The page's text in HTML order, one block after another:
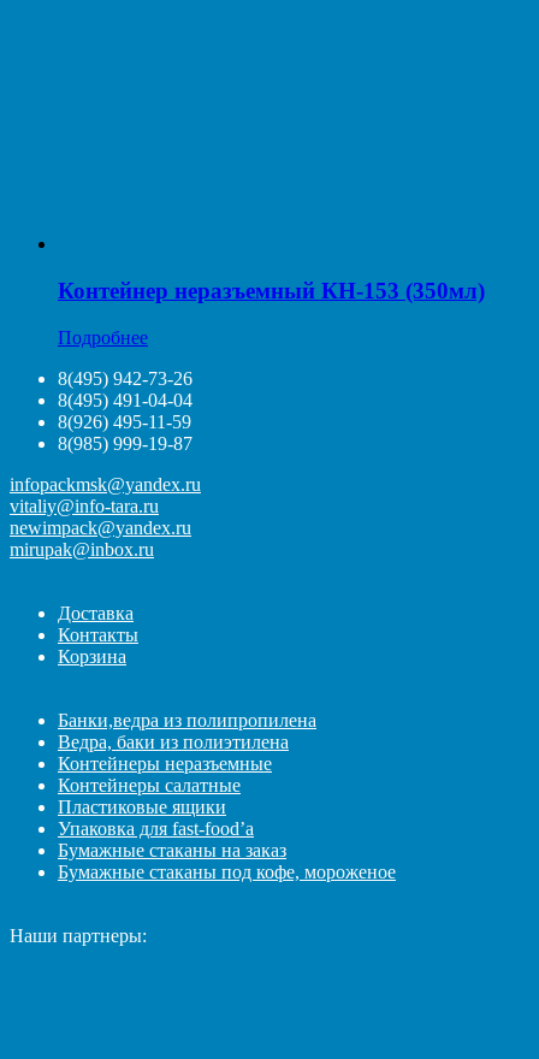
Контейнер неразъемный КН-153 (350мл)
Подробнее
8(495) 942-73-26
8(495) 491-04-04
8(926) 495-11-59
8(985) 999-19-87
infopackmsk@yandex.ru
vitaliy@info-tara.ru
newimpack@yandex.ru
mirupak@inbox.ru
Доставка
Контакты
Корзина
Банки,ведра из полипропилена
Ведра, баки из полиэтилена
Контейнеры неразъемные
Контейнеры салатные
Пластиковые ящики
Упаковка для fast-food’а
Бумажные стаканы на заказ
Бумажные стаканы под кофе, мороженое
Наши партнеры: